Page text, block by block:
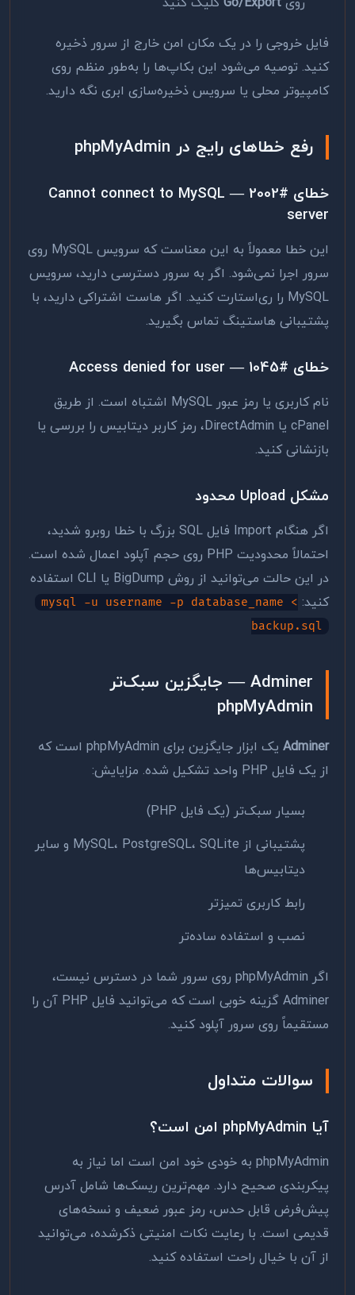
فایل خروجی را در یک مکان امن خارج از سرور ذخیره
کنید. توصیه می‌شود این بکاپ‌ها را به‌طور منظم روی
کامپیوتر محلی یا سرویس ذخیره‌سازی ابری نگه دارید.
رفع خطاهای رایج در phpMyAdmin
خطای #2002 — Cannot connect to MySQL
server
این خطا معمولاً به این معناست که سرویس MySQL روی
سرور اجرا نمی‌شود. اگر به سرور دسترسی دارید، سرویس
MySQL را ری‌استارت کنید. اگر هاست اشتراکی دارید، با
پشتیبانی هاستینگ تماس بگیرید.
خطای #1045 — Access denied for user
نام کاربری یا رمز عبور MySQL اشتباه است. از طریق
cPanel یا DirectAdmin، رمز کاربر دیتابیس را بررسی یا
بازنشانی کنید.
مشکل Upload محدود
اگر هنگام Import فایل SQL بزرگ با خطا روبرو شدید،
احتمالاً محدودیت PHP روی حجم آپلود اعمال شده است.
در این حالت می‌توانید از روش BigDump یا CLI استفاده
کنید: mysql -u username -p database_name <
backup.sql
Adminer — جایگزین سبک‌تر
phpMyAdmin
Adminer
یک ابزار جایگزین برای phpMyAdmin است که
از یک فایل PHP واحد تشکیل شده. مزایایش:
بسیار سبک‌تر (یک فایل PHP)
پشتیبانی از MySQL، PostgreSQL، SQLite و سایر
دیتابیس‌ها
رابط کاربری تمیزتر
نصب و استفاده ساده‌تر
اگر phpMyAdmin روی سرور شما در دسترس نیست،
Adminer گزینه خوبی است که می‌توانید فایل PHP آن را
مستقیماً روی سرور آپلود کنید.
سوالات متداول
آیا phpMyAdmin امن است؟
phpMyAdmin به خودی خود امن است اما نیاز به
پیکربندی صحیح دارد. مهم‌ترین ریسک‌ها شامل آدرس
پیش‌فرض قابل حدس، رمز عبور ضعیف و نسخه‌های
قدیمی است. با رعایت نکات امنیتی ذکرشده، می‌توانید
از آن با خیال راحت استفاده کنید.